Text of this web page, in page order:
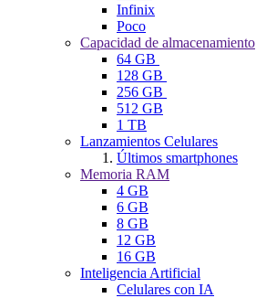
Infinix
Poco
Capacidad de almacenamiento
64 GB
128 GB
256 GB
512 GB
1 TB
Lanzamientos Celulares
Últimos smartphones
Memoria RAM
4 GB
6 GB
8 GB
12 GB
16 GB
Inteligencia Artificial
Celulares con IA